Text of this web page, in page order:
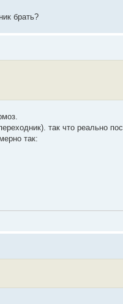
брать?
так что реально
так: